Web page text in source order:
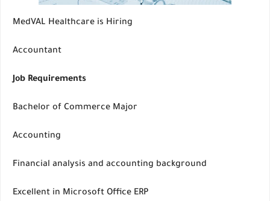
MedVAL Healthcare is Hiring
Accountant
Job Requirements
Bachelor of Commerce Major
Accounting
Financial analysis and accounting background
Excellent in Microsoft Office ERP